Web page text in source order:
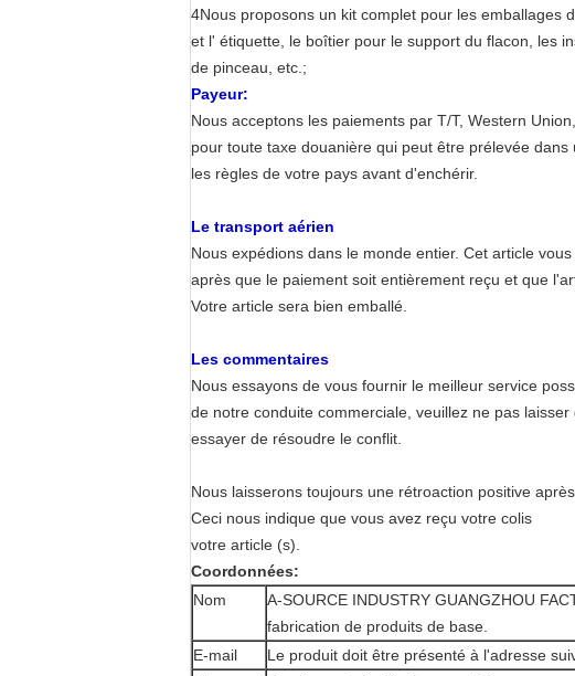
4Nous proposons un kit complet pour les emballages
et l' étiquette, le boîtier pour le support du flacon, les
de pinceau, etc.;
Payeur:
Nous acceptons les paiements par T/T, Western
pour toute taxe douanière qui peut être prélevée dans
les règles de votre pays avant d'enchérir.
Le transport aérien
Nous expédions dans le monde entier. Cet article
après que le paiement soit entièrement reçu et que
Votre article sera bien emballé.
Les commentaires
Nous essayons de vous fournir le meilleur service
de notre conduite commerciale, veuillez ne pas
essayer de résoudre le conflit.
Nous laisserons toujours une rétroaction positive
Ceci nous indique que vous avez reçu votre colis
votre article (s).
Coordonnées:
Nom
A-SOURCE INDUSTRY GUANGZHOU
fabrication de produits de base.
E-mail
Le produit doit être présenté à l'adresse